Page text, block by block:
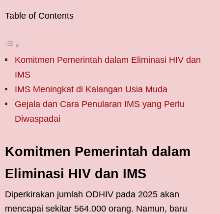
Table of Contents
Komitmen Pemerintah dalam Eliminasi HIV dan
IMS
IMS Meningkat di Kalangan Usia Muda
Gejala dan Cara Penularan IMS yang Perlu
Diwaspadai
Komitmen Pemerintah dalam
Eliminasi HIV dan IMS
Diperkirakan jumlah ODHIV pada 2025 akan
mencapai sekitar 564.000 orang. Namun, baru